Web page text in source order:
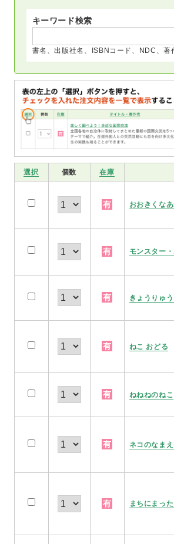
キーワード検索
書名、出版社名、ISBNコード、 NDC、著
選択 個数 在庫
有 おおきくな
有 モンスター
有 きょうりゅ
有 ねこ おどる
有 ねねねのねこ
有 ネコのなま
有 まちにまっ